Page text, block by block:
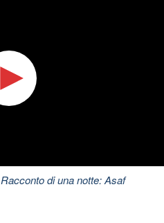
di una notte: Asaf